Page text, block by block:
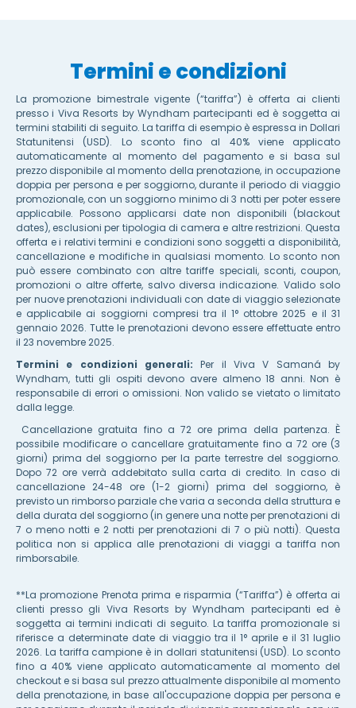
Termini e condizioni
La promozione bimestrale vigente (“tariffa”) è offerta ai clienti
presso i Viva Resorts by Wyndham partecipanti ed è soggetta ai
termini stabiliti di seguito. La tariffa di esempio è espressa in Dollari
Statunitensi (USD). Lo sconto fino al 40% viene applicato
automaticamente al momento del pagamento e si basa sul
prezzo disponibile al momento della prenotazione, in occupazione
doppia per persona e per soggiorno, durante il periodo di viaggio
promozionale, con un soggiorno minimo di 3 notti per poter essere
applicabile. Possono applicarsi date non disponibili (blackout
dates), esclusioni per tipologia di camera e altre restrizioni. Questa
offerta e i relativi termini e condizioni sono soggetti a disponibilità,
cancellazione e modifiche in qualsiasi momento. Lo sconto non
può essere combinato con altre tariffe speciali, sconti, coupon,
promozioni o altre offerte, salvo diversa indicazione. Valido solo
per nuove prenotazioni individuali con date di viaggio selezionate
e applicabile ai soggiorni compresi tra il 1° ottobre 2025 e il 31
gennaio 2026. Tutte le prenotazioni devono essere effettuate entro
il 23 novembre 2025.
Termini e condizioni generali: Per il Viva V Samaná by
Wyndham, tutti gli ospiti devono avere almeno 18 anni. Non è
responsabile di errori o omissioni. Non valido se vietato o limitato
dalla legge.
Cancellazione gratuita fino a 72 ore prima della partenza. È
possibile modificare o cancellare gratuitamente fino a 72 ore (3
giorni) prima del soggiorno per la parte terrestre del soggiorno.
Dopo 72 ore verrà addebitato sulla carta di credito. In caso di
cancellazione 24-48 ore (1-2 giorni) prima del soggiorno, è
previsto un rimborso parziale che varia a seconda della struttura e
della durata del soggiorno (in genere una notte per prenotazioni di
7 o meno notti e 2 notti per prenotazioni di 7 o più notti). Questa
politica non si applica alle prenotazioni di viaggi a tariffa non
rimborsabile.
**La promozione Prenota prima e risparmia (“Tariffa”) è offerta ai
clienti presso gli Viva Resorts by Wyndham partecipanti ed è
soggetta ai termini indicati di seguito. La tariffa promozionale si
riferisce a determinate date di viaggio tra il 1° aprile e il 31 luglio
2026. La tariffa campione è in dollari statunitensi (USD). Lo sconto
fino a 40% viene applicato automaticamente al momento del
checkout e si basa sul prezzo attualmente disponibile al momento
della prenotazione, in base all'occupazione doppia per persona e